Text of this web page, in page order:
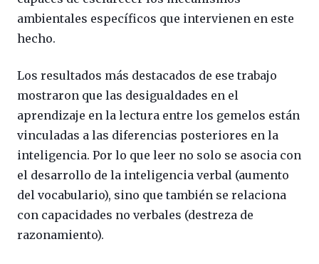
ambientales específicos que intervienen en este
hecho.
Los resultados más destacados de ese trabajo
mostraron que las desigualdades en el
aprendizaje en la lectura entre los gemelos están
vinculadas a las diferencias posteriores en la
inteligencia. Por lo que leer no solo se asocia con
el desarrollo de la inteligencia verbal (aumento
del vocabulario), sino que también se relaciona
con capacidades no verbales (destreza de
razonamiento).